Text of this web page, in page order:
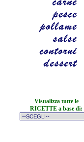
Visualizza tutte le
RICETTE a base di: